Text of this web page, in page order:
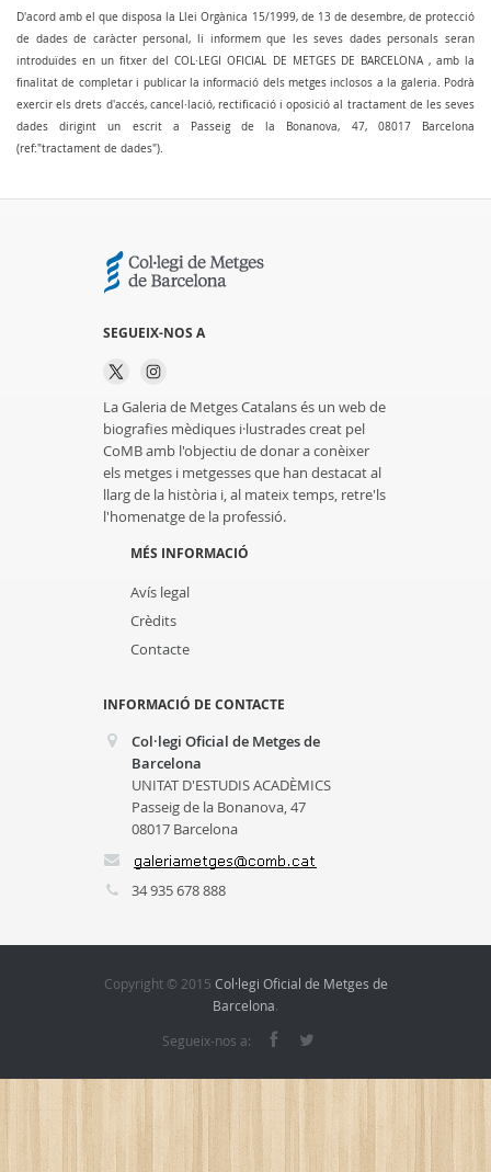
D'acord amb el que disposa la Llei Orgànica 15/1999, de 13 de desembre, de protecció
de dades de caràcter personal, li informem que les seves dades personals seran
introduïdes en un fitxer del COL·LEGI OFICIAL DE METGES DE BARCELONA , amb la
finalitat de completar i publicar la informació dels metges inclosos a la galeria. Podrà
exercir els drets d'accés, cancel·lació, rectificació i oposició al tractament de les seves
dades dirigint un escrit a Passeig de la Bonanova, 47, 08017 Barcelona
(ref:"tractament de dades").
SEGUEIX-NOS A
La Galeria de Metges Catalans és un web de
biografies mèdiques i·lustrades creat pel
CoMB amb l'objectiu de donar a conèixer
els metges i metgesses que han destacat al
llarg de la història i, al mateix temps, retre'ls
l'homenatge de la professió.
MÉS INFORMACIÓ
Avís legal
Crèdits
Contacte
INFORMACIÓ DE CONTACTE
Col·legi Oficial de Metges de
Barcelona
UNITAT D'ESTUDIS ACADÈMICS
Passeig de la Bonanova, 47
08017 Barcelona
34 935 678 888
Copyright © 2015 Col·legi Oficial de Metges de
Barcelona.
Segueix-nos a: